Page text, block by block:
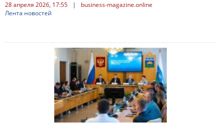
28 апреля 2026, 17:55 |
business-magazine.online
Лента новостей